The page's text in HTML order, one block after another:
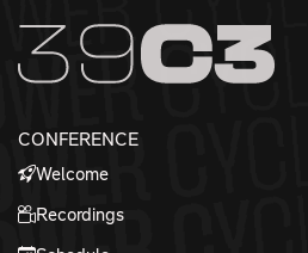
Zum Inhalt
Zum Footer
CONFERENCE
Welcome
Recordings